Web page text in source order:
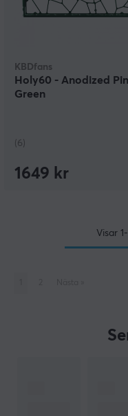
KBDfans
Holy60 - Anodized
Green
(6)
1649 kr
Visar